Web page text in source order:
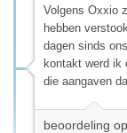
Volgens Oxxio
hebben
dagen sinds
kontakt werd ik
die aangaven
beoordeling